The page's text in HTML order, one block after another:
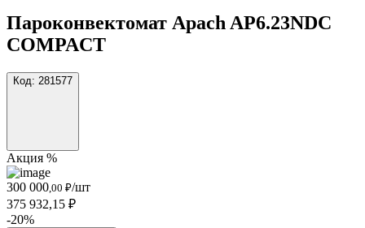
Пароконвектомат Apach AP6.23NDC
COMPACT
Код: 281577
Акция %
300 000 ,00 ₽/шт
375 932,15 ₽
-20%